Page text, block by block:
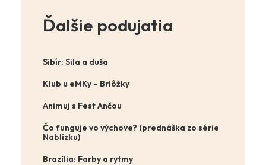
Ďalšie podujatia
Sibír: Sila a duša
Klub u eMKy – Brlôžky
Animuj s Fest Ančou
Čo funguje vo výchove? (prednáška zo série
Nablízku)
Brazília: Farby a rytmy